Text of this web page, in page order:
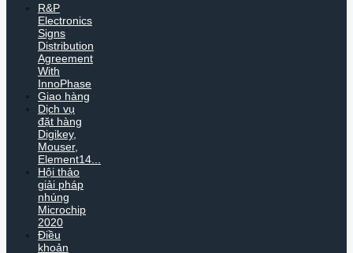
R&P
Electronics
Signs
Distribution
Agreement
With
InnoPhase
Giao hàng
Dịch vụ
đặt hàng
Digikey,
Mouser,
Element14...
Hội thảo
giải pháp
nhúng
Microchip
2020
Điều
khoản